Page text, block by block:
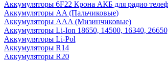
Аккумуляторы 6F22 Крона АКБ для радио
Аккумуляторы AA (Пальчиковые)
Аккумуляторы AAA (Мизинчиковые)
Аккумуляторы Li-Ion 18650, 14500, 16340,
Аккумуляторы Li-Pol
Аккумуляторы R14
Аккумуляторы R20